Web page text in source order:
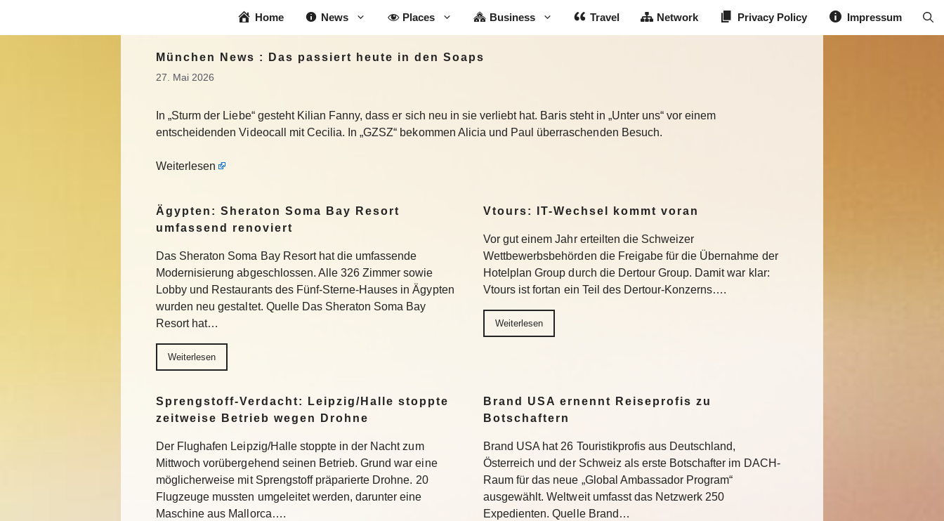
Home News Places Business Travel Network Privacy Policy Impressum
München News : Das passiert heute in den Soaps
27. Mai 2026
In „Sturm der Liebe“ gesteht Kilian Fanny, dass er sich neu in sie verliebt hat. Baris steht in „Unter uns“ vor einem
entscheidenden Videocall mit Cecilia. In „GZSZ“ bekommen Alicia und Paul überraschenden Besuch.
Weiterlesen
Ägypten: Sheraton Soma Bay Resort
umfassend renoviert
Das Sheraton Soma Bay Resort hat die umfassende
Modernisierung abgeschlossen. Alle 326 Zimmer sowie
Lobby und Restaurants des Fünf-Sterne-Hauses in Ägypten
wurden neu gestaltet. Quelle Das Sheraton Soma Bay
Resort hat…
Weiterlesen
Vtours: IT-Wechsel kommt voran
Vor gut einem Jahr erteilten die Schweizer
Wettbewerbsbehörden die Freigabe für die Übernahme der
Hotelplan Group durch die Dertour Group. Damit war klar:
Vtours ist fortan ein Teil des Dertour-Konzerns….
Weiterlesen
Sprengstoff-Verdacht: Leipzig/Halle stoppte
zeitweise Betrieb wegen Drohne
Der Flughafen Leipzig/Halle stoppte in der Nacht zum
Mittwoch vorübergehend seinen Betrieb. Grund war eine
möglicherweise mit Sprengstoff präparierte Drohne. 20
Flugzeuge mussten umgeleitet werden, darunter eine
Maschine aus Mallorca….
Brand USA ernennt Reiseprofis zu
Botschaftern
Brand USA hat 26 Touristikprofis aus Deutschland,
Österreich und der Schweiz als erste Botschafter im DACH-
Raum für das neue „Global Ambassador Program“
ausgewählt. Weltweit umfasst das Netzwerk 250
Expedienten. Quelle Brand…